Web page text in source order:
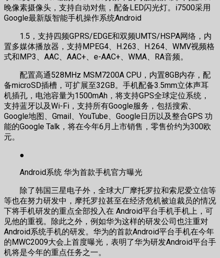
晚像素摄像头，支持自动对焦，配备LED闪光灯。i7500采用
Google最新版智能手机操作系统Android
1.5，支持四频GPRS/EDGE和双频UMTS/HSPA网络，内
置多媒体播放器，支持MPEG4、H.263、H.264、WMV视频格
式和MP3、AAC、AAC+、e-AAC+、WMA、RA音频。
配置高通528MHz MSM7200A CPU，内置8GB内存，配
备microSD插槽，可扩展至32GB。手机配备3.5mm立体声耳
机插孔，电池容量为1500mAh，将支持GPS全球定位系统，
支持蓝牙以及Wi-Fi，支持所有Google服务，包括搜索、
Google地图、Gmail、YouTube、Google日历以及整合GPS 功
能的Google Talk，将在今年6月上市销售，零售价约为300欧
元。
●
Android系统 华为首款手机官方曝光
除了韩国三星电子外，全球大厂摩托罗拉和索尼爱立信等
等也在努力研发中，摩托罗拉甚至在经济危机被迫裁员的情况
下将手机研发的重点全部投入在 Android平台手机手机上，可
见他的重视。除此之外，例如华为这样的研发公司也注重对
Android系统手机的研发。华为的首款Android平台手机在今年
的MWC2009大会上首度曝光，表明了华为研发Android平台手
机将是今年的重点任务之一。